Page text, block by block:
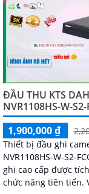
ĐẦU THU KTS
NVR1108HS-W-S2-
1,900,000 ₫
Thiết bị đầu ghi
NVR1108HS-W-S2-
ghi cao cấp được
chức năng tiên tiến. Với khả năng